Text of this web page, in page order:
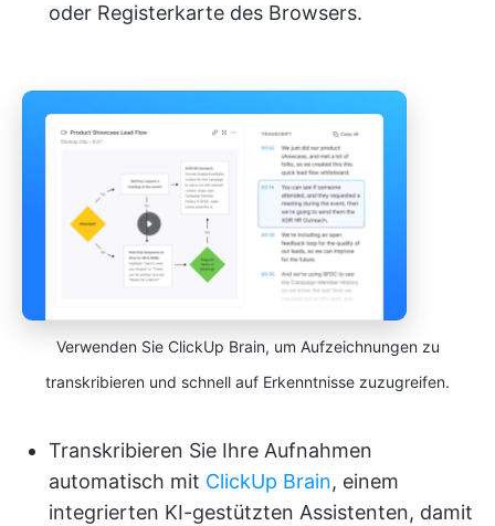
oder Registerkarte des Browsers.
Verwenden Sie ClickUp Brain, um Aufzeichnungen zu
transkribieren und schnell auf Erkenntnisse zuzugreifen.
Transkribieren Sie Ihre Aufnahmen
automatisch mit ClickUp Brain, einem
integrierten KI-gestützten Assistenten, damit